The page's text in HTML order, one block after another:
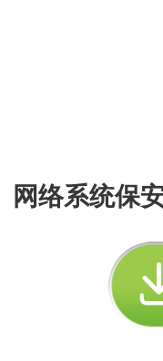
网络系统保